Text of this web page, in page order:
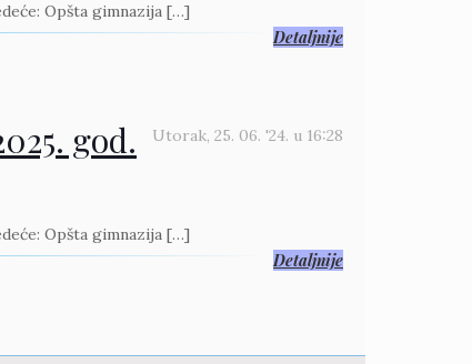
Opšta gimnazija […]
Detaljnije
Utorak, 25. 06. '24. u 16:28
god.
Opšta gimnazija […]
Detaljnije